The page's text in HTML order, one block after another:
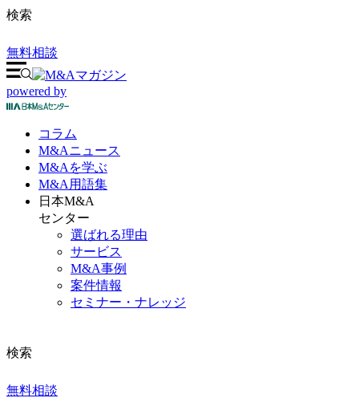
検索
無料相談
powered by
コラム
M&Aニュース
M&Aを学ぶ
M&A 用語集
日本M&A
センター
選ばれる理由
サービス
M&A事例
案件情報
セミナー・ナレッジ
検索
無料相談